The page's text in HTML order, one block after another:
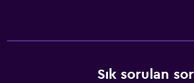
Sık sorulan